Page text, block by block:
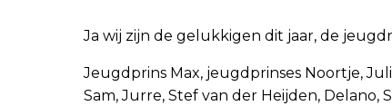
Ja wij zijn de gelukkigen dit jaar, de
Jeugdprins Max, jeugdprinses Noortje,
Sam, Jurre, Stef van der Heijden, Delano,